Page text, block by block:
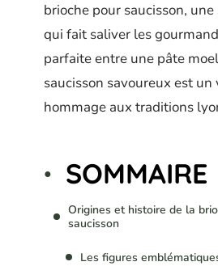
brioche pour saucisson,
qui fait saliver les
parfaite entre une pâte
saucisson savoureux est
hommage aux traditions
SOMMAIRE
Origines et histoire de la
saucisson
Les figures